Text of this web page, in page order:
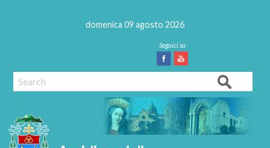
domenica 09 agosto 2026
Facebook
Youtube
Search